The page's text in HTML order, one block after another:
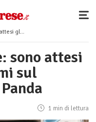
della Panda
sono attesi
sul
1 min di lettura